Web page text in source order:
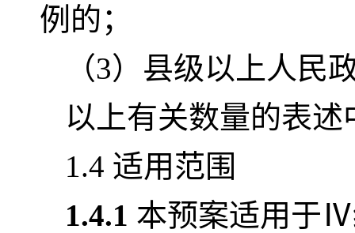
例的；
（3）县级以上人民
以上有关数量的表述
1.4 适用范围
1.4.1 本预案适用于Ⅳ